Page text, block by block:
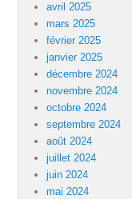
avril 2025
mars 2025
février 2025
janvier 2025
décembre 2024
novembre 2024
octobre 2024
septembre 2024
août 2024
juillet 2024
juin 2024
mai 2024